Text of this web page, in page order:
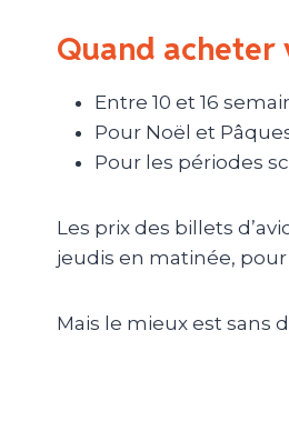
Quand acheter
Entre 10 et 16
Pour Noël et
Pour les périodes
Les prix des billets
jeudis en matinée,
Mais le mieux est sans